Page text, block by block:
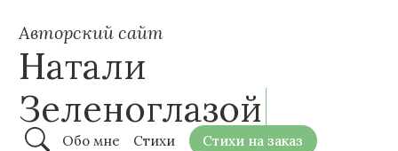
Авторский сайт
Натали
Зеленоглазой
Обо мне Стихи Стихи на заказ